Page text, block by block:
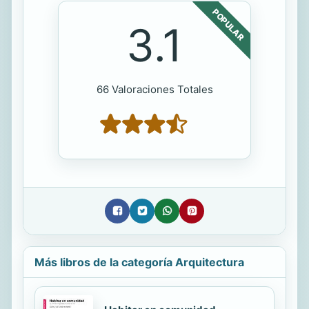
POPULAR
3.1
66 Valoraciones Totales
Más libros de la categoría Arquitectura